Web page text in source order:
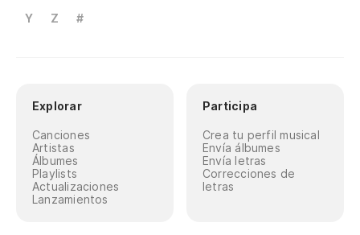
Y
Z #
Explorar
Canciones
Artistas
Álbumes
Playlists
Actualizaciones
Lanzamientos
Participa
Crea tu perfil musical
Envía álbumes
Envía letras
Correcciones de
letras